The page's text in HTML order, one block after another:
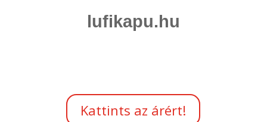
lufikapu.hu
Kattints az árért!